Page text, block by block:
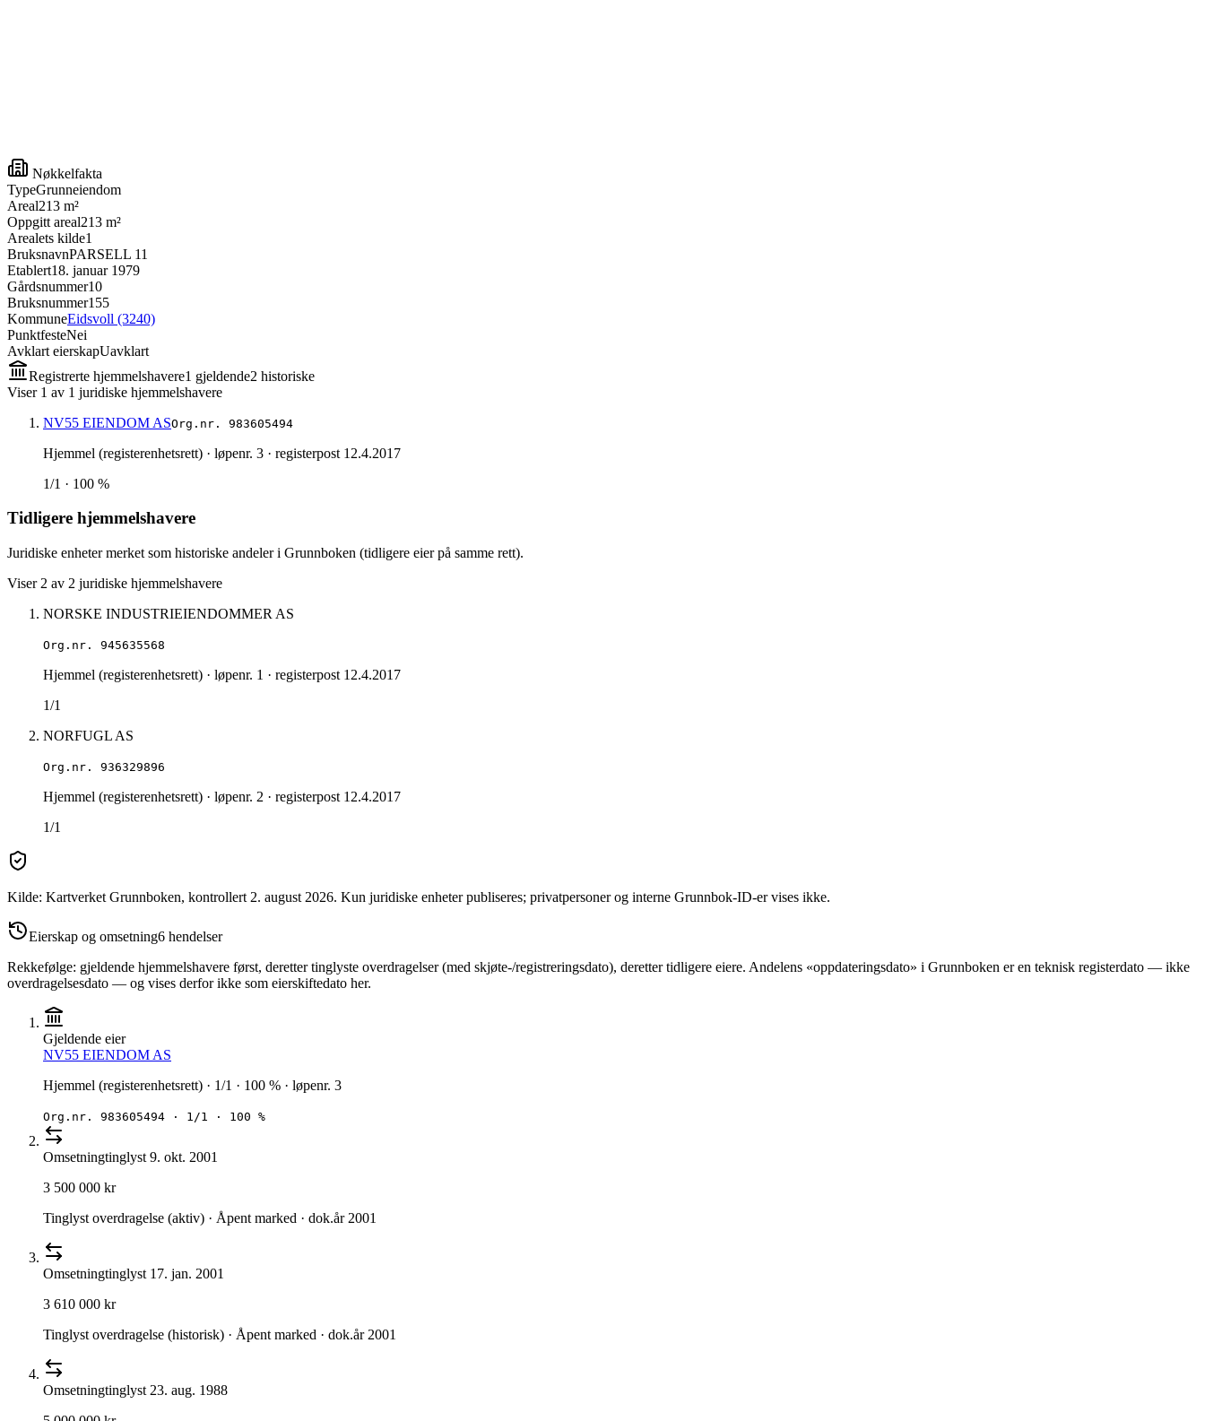
Nøkkelfakta
TypeGrunneiendom
Areal213 m²
Oppgitt areal213 m²
Arealets kilde1
BruksnavnPARSELL 11
Etablert18. januar 1979
Gårdsnummer10
Bruksnummer155
KommuneEidsvoll (3240)
PunktfesteNei
Avklart eierskapUavklart
Registrerte hjemmelshavere1 gjeldende2 historiske
Viser 1 av 1 juridiske hjemmelshavere
NV55 EIENDOM ASOrg.nr. 983605494
Hjemmel (registerenhetsrett) · løpenr. 3 · registerpost 12.4.2017
1/1 · 100 %
Tidligere hjemmelshavere
Juridiske enheter merket som historiske andeler i Grunnboken (tidligere eier på samme rett).
Viser 2 av 2 juridiske hjemmelshavere
NORSKE INDUSTRIEIENDOMMER AS
Org.nr. 945635568
Hjemmel (registerenhetsrett) · løpenr. 1 · registerpost 12.4.2017
1/1
NORFUGL AS
Org.nr. 936329896
Hjemmel (registerenhetsrett) · løpenr. 2 · registerpost 12.4.2017
1/1
Kilde: Kartverket Grunnboken, kontrollert 2. august 2026. Kun juridiske enheter publiseres; privatpersoner og interne Grunnbok-ID-er vises ikke.
Eierskap og omsetning6 hendelser
Rekkefølge: gjeldende hjemmelshavere først, deretter tinglyste overdragelser (med skjøte-/registreringsdato), deretter tidligere eiere. Andelens «oppdateringsdato» i Grunnboken er en teknisk registerdato — ikke
overdragelsesdato — og vises derfor ikke som eierskiftedato her.
Gjeldende eier
NV55 EIENDOM AS
Hjemmel (registerenhetsrett) · 1/1 · 100 % · løpenr. 3
Org.nr. 983605494 · 1/1 · 100 %
Omsetningtinglyst 9. okt. 2001
3 500 000 kr
Tinglyst overdragelse (aktiv) · Åpent marked · dok.år 2001
Omsetningtinglyst 17. jan. 2001
3 610 000 kr
Tinglyst overdragelse (historisk) · Åpent marked · dok.år 2001
Omsetningtinglyst 23. aug. 1988